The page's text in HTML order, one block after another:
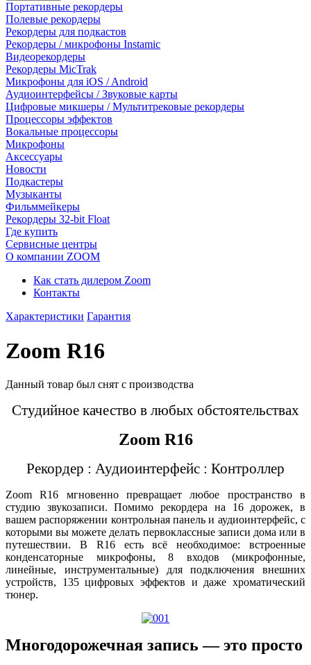
Портативные рекордеры
Полевые рекордеры
Рекордеры для подкастов
Рекордеры / микрофоны Instamic
Видеорекордеры
Рекордеры MicTrak
Микрофоны для iOS / Android
Аудиоинтерфейсы / Звуковые карты
Цифровые микшеры / Мультитрековые рекордеры
Процессоры эффектов
Вокальные процессоры
Микрофоны
Аксессуары
Новости
Подкастеры
Музыканты
Фильммейкеры
Рекордеры 32-bit Float
Где купить
Сервисные центры
О компании ZOOM
Как стать дилером Zoom
Контакты
Характеристики Гарантия
Zoom R16
Данный товар был снят с производства
Студийное качество в любых обстоятельствах
Zoom R16
Рекордер : Аудиоинтерфейс : Контроллер
Zoom R16 мгновенно превращает любое пространство в
студию звукозаписи. Помимо рекордера на 16 дорожек, в
вашем распоряжении контрольная панель и аудиоинтерфейс, с
которыми вы можете делать первоклассные записи дома или в
путешествии. В R16 есть всё необходимое: встроенные
конденсаторные микрофоны, 8 входов (микрофонные,
линейные, инструментальные) для подключения внешних
устройств, 135 цифровых эффектов и даже хроматический
тюнер.
Многодорожечная запись — это просто